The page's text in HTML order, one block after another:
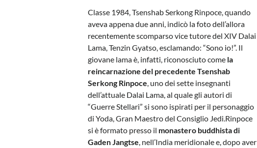
Classe 1984, Tsenshab Serkong Rinpoce, quando
aveva appena due anni, indicò la foto dell’allora
recentemente scomparso vice tutore del XIV Dalai
Lama, Tenzin Gyatso, esclamando: “Sono io!”. Il
giovane lama è, infatti, riconosciuto come la
reincarnazione del precedente Tsenshab
Serkong Rinpoce , uno dei sette insegnanti
dell’attuale Dalai Lama, al quale gli autori di
“Guerre Stellari” si sono ispirati per il personaggio
di Yoda, Gran Maestro del Consiglio Jedi.Rinpoce
si è formato presso il monastero buddhista di
Gaden Jangtse , nell’India meridionale e, dopo aver